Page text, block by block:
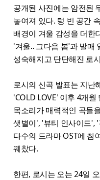
공개된 사진에는 암전된
놓여져 있다. 텅 빈 공간
배경이 겨울 감성을 더한
'겨울.. 그다음 봄'과 발매
성숙해지고 단단해진 로
로시의 신곡 발표는 지난
'COLD LOVE' 이후 4개
목소리가 매력적인 곡들
샛별이', '뷰티 인사이드',
다수의 드라마 OST에 참
꿰찼다.
한편, 로시는 오는 24일